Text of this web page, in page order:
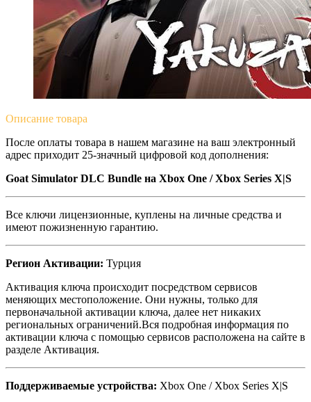
Описание товара
После оплаты товара в нашем магазине на ваш электронный
адрес приходит 25-значный цифровой код дополнения:
Goat Simulator DLC Bundle на Xbox One / Xbox Series X|S
Все ключи лицензионные, куплены на личные средства и
имеют пожизненную гарантию.
Регион Активации: Турция
Активация ключа происходит посредством сервисов
меняющих местоположение. Они нужны, только для
первоначальной активации ключа, далее нет никаких
региональных ограничений.Вся подробная информация по
активации ключа с помощью сервисов расположена на сайте в
разделе Активация.
Поддерживаемые устройства: Xbox One / Xbox Series X|S